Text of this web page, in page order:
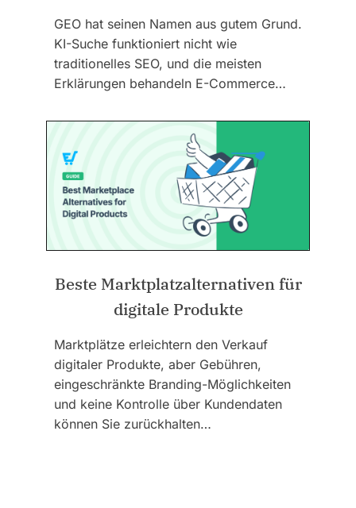
GEO hat seinen Namen aus gutem Grund.
KI-Suche funktioniert nicht wie
traditionelles SEO, und die meisten
Erklärungen behandeln E-Commerce…
Beste Marktplatzalternativen für
digitale Produkte
Marktplätze erleichtern den Verkauf
digitaler Produkte, aber Gebühren,
eingeschränkte Branding-Möglichkeiten
und keine Kontrolle über Kundendaten
können Sie zurückhalten…